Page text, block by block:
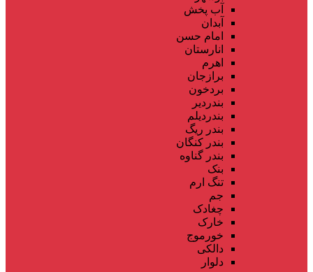
آب پخش
آبدان
امام حسن
انارستان
اهرم
برازجان
بردخون
بندردیر
بندردیلم
بندر ریگ
بندر کنگان
بندر گناوه
بنک
تنگ ارم
جم
چغادک
خارک
خورموج
دالکی
دلوار